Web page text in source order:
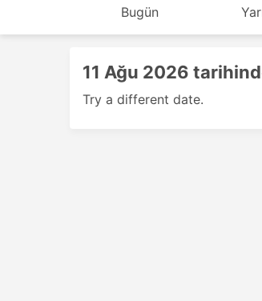
Bugün
11 Ağu 2026
Try a different date.